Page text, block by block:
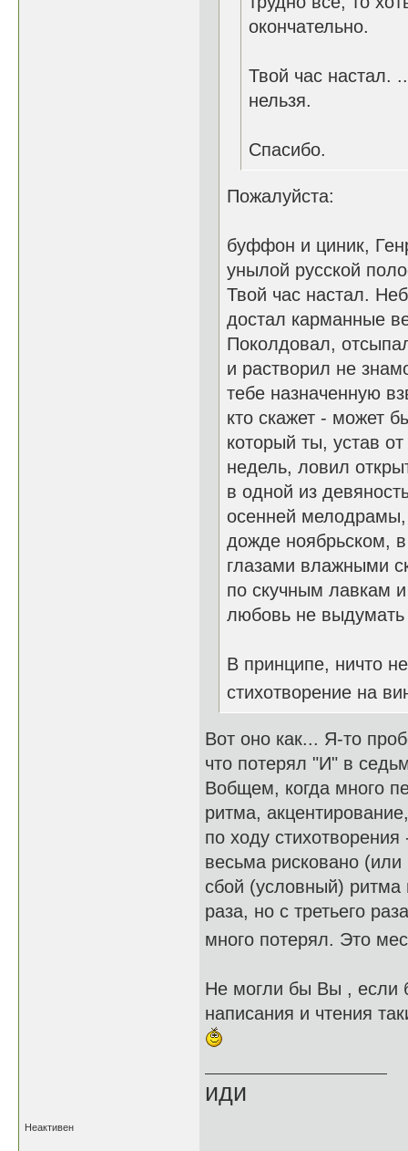
окончательно.
Твой час настал.
нельзя.
Спасибо.
Пожалуйста:
буффон и циник,
унылой русской
Твой час настал.
достал карманные
Поколдовал,
и растворил не
тебе назначенную
кто скажет - может
который ты, устав
недель, ловил
в одной из
осенней
дожде ноябрьском,
глазами влажными
по скучным лавкам
любовь не выдумать
В принципе, ничто
стихотворение на
Вот оно как... Я-то
что потерял "И" в
Вобщем, когда много
ритма,
по ходу
весьма рисковано
сбой (условный) ритма
раза, но с третьего
много потерял. Это
Не могли бы Вы , если
написания и чтения
иди
Неактивен